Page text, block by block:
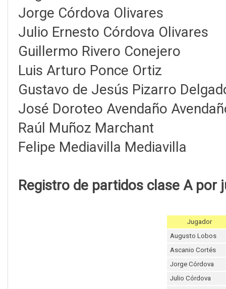
Jorge Córdova Olivares
Julio Ernesto Córdova Olivares
Guillermo Rivero Conejero
Luis Arturo Ponce Ortiz
Gustavo de Jesús Pizarro
José Doroteo Avendaño
Raúl Muñoz Marchant
Felipe Mediavilla Mediavilla
Registro de partidos clase A por
Jugador
Augusto Lobos
Ascanio Cortés
Jorge Córdova
Julio Córdova